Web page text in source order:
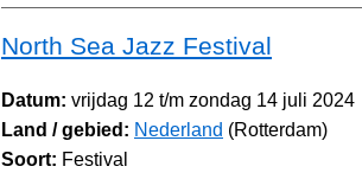
North Sea Jazz Festival
Datum: vrijdag 12 t/m zondag 14 juli 2024
Land / gebied: Nederland (Rotterdam)
Soort: Festival